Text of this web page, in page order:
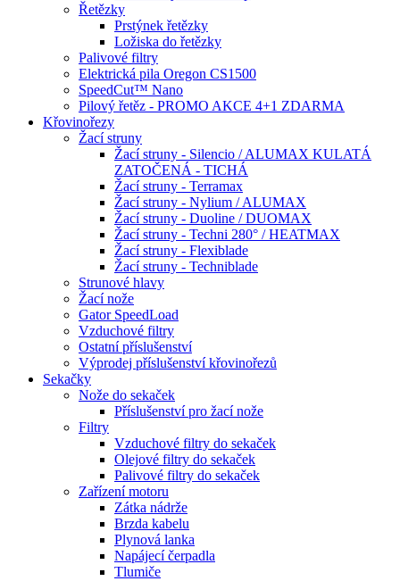
Řetězky
Prstýnek řetězky
Ložiska do řetězky
Palivové filtry
Elektrická pila Oregon CS1500
SpeedCut™ Nano
Pilový řetěz - PROMO AKCE 4+1 ZDARMA
Křovinořezy
Žací struny
Žací struny - Silencio / ALUMAX KULATÁ
ZATOČENÁ - TICHÁ
Žací struny - Terramax
Žací struny - Nylium / ALUMAX
Žací struny - Duoline / DUOMAX
Žací struny - Techni 280° / HEATMAX
Žací struny - Flexiblade
Žací struny - Techniblade
Strunové hlavy
Žací nože
Gator SpeedLoad
Vzduchové filtry
Ostatní příslušenství
Výprodej příslušenství křovinořezů
Sekačky
Nože do sekaček
Příslušenství pro žací nože
Filtry
Vzduchové filtry do sekaček
Olejové filtry do sekaček
Palivové filtry do sekaček
Zařízení motoru
Zátka nádrže
Brzda kabelu
Plynová lanka
Napájecí čerpadla
Tlumiče